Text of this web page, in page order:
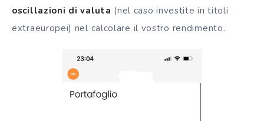
oscillazioni di valuta (nel caso investite in titoli
extraeuropei) nel calcolare il vostro rendimento.